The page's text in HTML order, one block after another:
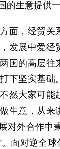
的生意提供一
，经贸关
发展中爱经
国的高层往
下坚实基础
然大家可能
生意，从来
对外合作中
面对逆全